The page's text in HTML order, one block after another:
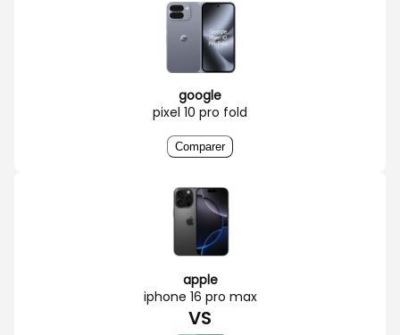
google
pixel 10 pro fold
Comparer
apple
iphone 16 pro max
VS